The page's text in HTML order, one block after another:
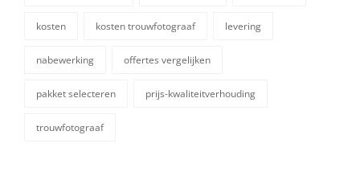
kosten kosten trouwfotograaf levering
nabewerking offertes vergelijken
pakket selecteren prijs-kwaliteitverhouding
trouwfotograaf